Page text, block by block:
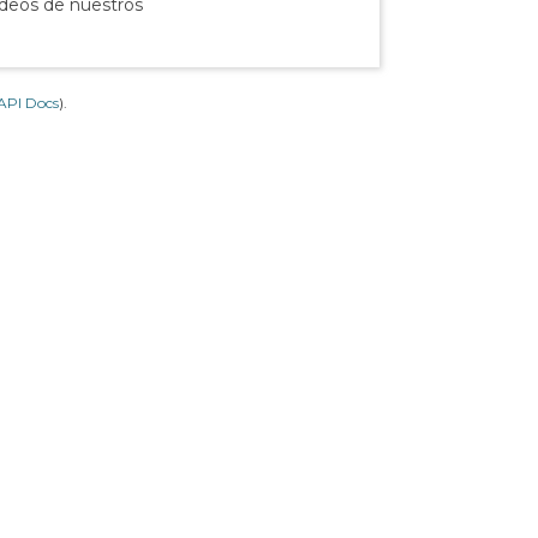
de nuestros
Docs).